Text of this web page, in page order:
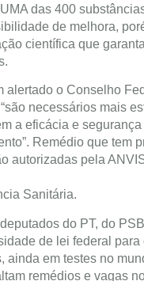
das 400
de melhora,
científica que
alertado o Conselho
necessários mais
a eficácia e
Remédio que tem
autorizadas pela
Sanitária.
do PT, do
de lei federal para
ainda em testes no
remédios e vagas